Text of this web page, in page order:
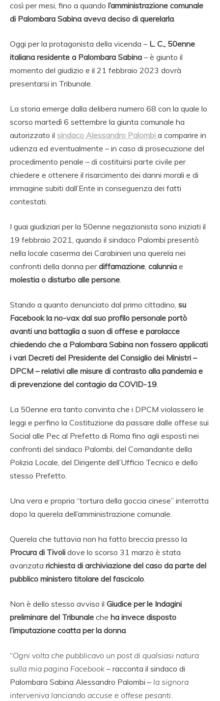
così per mesi, fino a quando l’amministrazione comunale
di Palombara Sabina aveva deciso di querelarla.
Oggi per la protagonista della vicenda – L. C., 50enne
italiana residente a Palombara Sabina – è giunto il
momento del giudizio e il 21 febbraio 2023 dovrà
presentarsi in Tribunale.
La storia emerge dalla delibera numero 68 con la quale lo
scorso martedì 6 settembre la giunta comunale ha
autorizzato il sindaco Alessandro Palombi a comparire in
udienza ed eventualmente – in caso di prosecuzione del
procedimento penale – di costituirsi parte civile per
chiedere e ottenere il risarcimento dei danni morali e di
immagine subiti dall’Ente in conseguenza dei fatti
contestati.
I guai giudiziari per la 50enne negazionista sono iniziati il
19 febbraio 2021, quando il sindaco Palombi presentò
nella locale caserma dei Carabinieri una querela nei
confronti della donna perdiffamazione, calunnia e
molestia o disturbo alle persone.
Stando a quanto denunciato dal primo cittadino, su
Facebook la no-vax dal suo profilo personale portò
avanti una battaglia a suon di offese e parolacce
chiedendo che a Palombara Sabina non fossero applicati
i vari Decreti del Presidente del Consiglio dei Ministri –
DPCM – relativi alle misure di contrasto alla pandemia e
di prevenzione del contagio da COVID-19.
La 50enne era tanto convinta che i DPCM violassero le
leggi e perfino la Costituzione da passare dalle offese sui
Social alle Pec al Prefetto di Roma fino agli esposti nei
confronti del sindaco Palombi, del Comandante della
Polizia Locale, del Dirigente dell’Ufficio Tecnico e dello
stesso Prefetto.
Una vera e propria “tortura della goccia cinese” interrotta
dopo la querela dell’amministrazione comunale.
Querela che tuttavia non ha fatto breccia presso la
Procura di Tivoli dove lo scorso 31 marzo è stata
avanzata richiesta di archiviazione del caso da parte del
pubblico ministero titolare del fascicolo.
Non è dello stesso avviso il Giudice per le Indagini
preliminare del Tribunale che ha invece disposto
l’imputazione coatta per la donna.
“Ogni volta che pubblicavo un post di qualsiasi natura
sulla mia pagina Facebook – racconta il sindaco di
Palombara Sabina Alessandro Palombi – la signora
interveniva lanciando accuse e offese pesanti.